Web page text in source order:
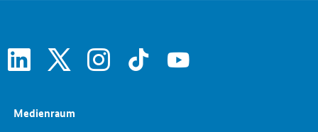
linkedin instagram tiktok youtube
Medienraum